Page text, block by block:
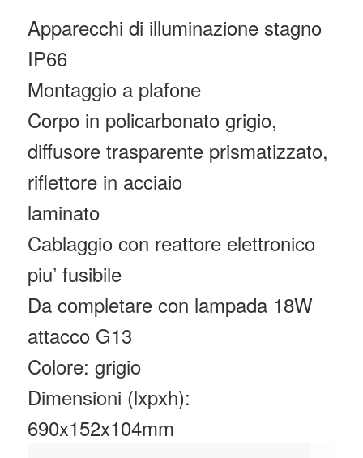
Apparecchi di illuminazione stagno
IP66
Montaggio a plafone
Corpo in policarbonato grigio,
diffusore trasparente prismatizzato,
riflettore in acciaio
laminato
Cablaggio con reattore elettronico
piu’ fusibile
Da completare con lampada 18W
attacco G13
Colore: grigio
Dimensioni (lxpxh):
690x152x104mm